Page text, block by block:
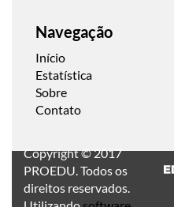
Navegação
Início
Estatística
Sobre
Contato
Copyright © 2017
PROEDU. Todos os
direitos reservados.